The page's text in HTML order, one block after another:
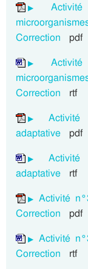
Correction
pdf
Correction
rtf
adaptative pdf
adaptative rtf
Activité
Correction
pdf
Activité
Correction
rtf